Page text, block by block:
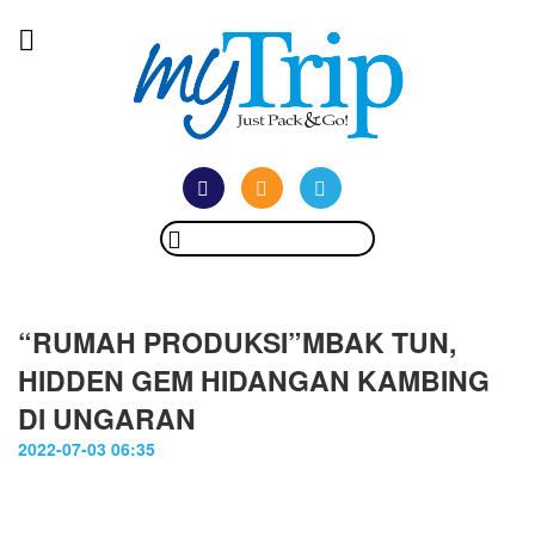
“RUMAH PRODUKSI”MBAK TUN,
HIDDEN GEM HIDANGAN KAMBING
DI UNGARAN
2022-07-03 06:35